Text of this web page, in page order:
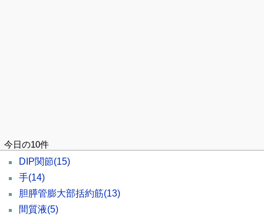
今日の10件
DIP関節(15)
手(14)
胆膵管膨大部括約筋(13)
間質液(5)